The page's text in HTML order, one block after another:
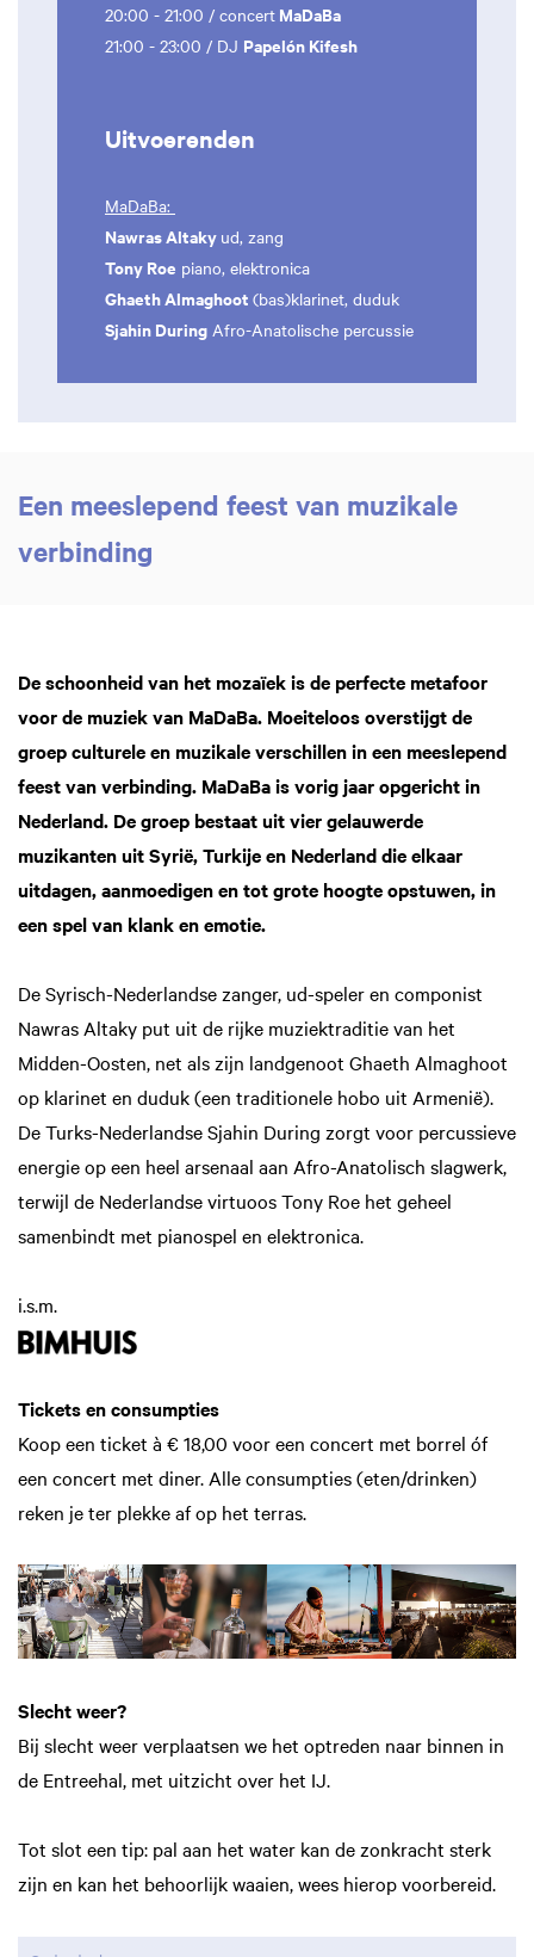
20:00 - 21:00 / concert MaDaBa
21:00 - 23:00 / DJ Papelón Kifesh
Uitvoerenden
MaDaBa:
Nawras Altaky ud, zang
Tony Roe piano, elektronica
Ghaeth Almaghoot (bas)klarinet, duduk
Sjahin During Afro-Anatolische percussie
Een meeslepend feest van muzikale
verbinding
De schoonheid van het mozaïek is de perfecte metafoor
voor de muziek van MaDaBa. Moeiteloos overstijgt de
groep culturele en muzikale verschillen in een meeslepend
feest van verbinding. MaDaBa is vorig jaar opgericht in
Nederland. De groep bestaat uit vier gelauwerde
muzikanten uit Syrië, Turkije en Nederland die elkaar
uitdagen, aanmoedigen en tot grote hoogte opstuwen, in
een spel van klank en emotie.
De Syrisch-Nederlandse zanger, ud-speler en componist
Nawras Altaky put uit de rijke muziektraditie van het
Midden-Oosten, net als zijn landgenoot Ghaeth Almaghoot
op klarinet en duduk (een traditionele hobo uit Armenië).
De Turks-Nederlandse Sjahin During zorgt voor percussieve
energie op een heel arsenaal aan Afro-Anatolisch slagwerk,
terwijl de Nederlandse virtuoos Tony Roe het geheel
samenbindt met pianospel en elektronica.
i.s.m.
Tickets en consumpties
Koop een ticket à € 18,00 voor een concert met borrel óf
een concert met diner. Alle consumpties (eten/drinken)
reken je ter plekke af op het terras.
Slecht weer?
Bij slecht weer verplaatsen we het optreden naar binnen in
de Entreehal, met uitzicht over het IJ.
Tot slot een tip: pal aan het water kan de zonkracht sterk
zijn en kan het behoorlijk waaien, wees hierop voorbereid.
Inzoomen